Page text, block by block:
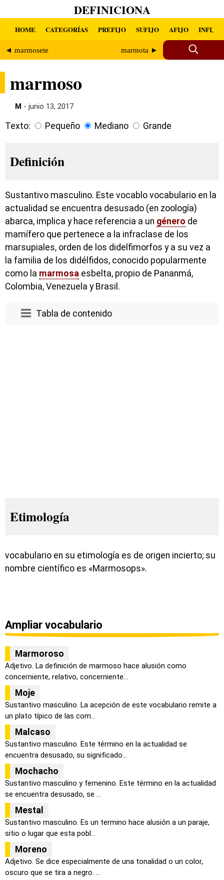
DEFINICIONA
HOME CATEGORÍAS PREFIJO SUFIJO AFIJO INFIJO
◄ marmosete marmota ►
marmoso
M - junio 13, 2017
Texto: Pequeño Mediano Grande
Definición
Sustantivo masculino. Este vocablo vocabulario en la
actualidad se encuentra desusado (en zoología)
abarca, implica y hace referencia a un género de
mamífero que pertenece a la infraclase de los
marsupiales, orden de los didelfimorfos y a su vez a
la familia de los didélfidos, conocido popularmente
como la marmosa esbelta, propio de Pananmá,
Colombia, Venezuela y Brasil.
Tabla de contenido
Etimología
vocabulario en su etimología es de origen incierto; su
nombre científico es «Marmosops».
Ampliar vocabulario
Marmoroso
Adjetivo. La definición de marmoso hace alusión como
concerniente, relativo, concerniente...
Moje
Sustantivo masculino. La acepción de este vocabulario remite a
un plato típico de las com...
Malcaso
Sustantivo masculino. Este término en la actualidad se
encuentra desusado, su significado...
Mochacho
Sustantivo masculino y femenino. Este término en la actualidad
se encuentra desusado, se ...
Mestal
Sustantivo masculino. Es un termino hace alusión a un paraje,
sitio o lugar que esta pobl...
Moreno
Adjetivo. Se dice especialmente de una tonalidad o un color,
oscuro que se tira a negro. ...